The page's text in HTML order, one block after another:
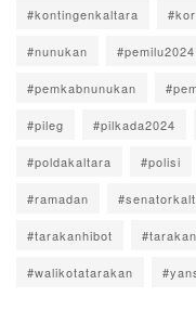
#kontingenkaltara
#nunukan #pemilu2024
#pemkabnunukan
#pileg #pilkada2024
#poldakaltara #polisi
#ramadan
#tarakanhibot
#walikotatarakan